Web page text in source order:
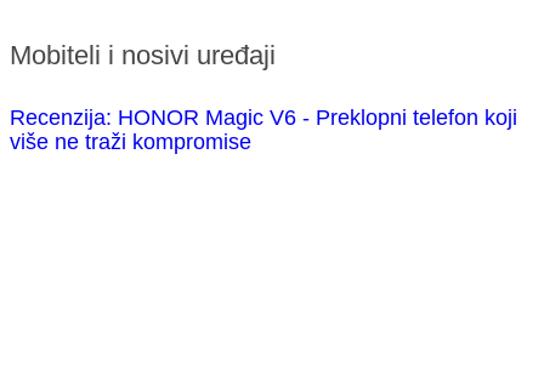
Mobiteli i nosivi uređaji
Recenzija: HONOR Magic V6 - Preklopni telefon koji
više ne traži kompromise